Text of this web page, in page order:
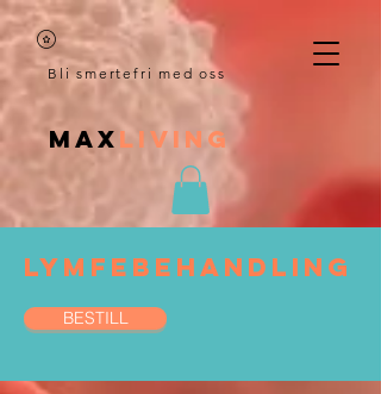
MAX LIVING
Bli smertefri med oss
LYMFEBEHANDLING
BESTILL